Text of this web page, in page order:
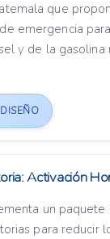
que
emergencia
y de la gasolina
Activación
un
para reducir